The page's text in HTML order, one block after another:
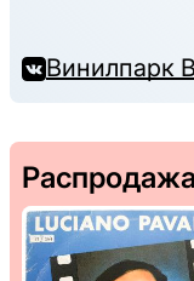
Винилпарк
Распродажа